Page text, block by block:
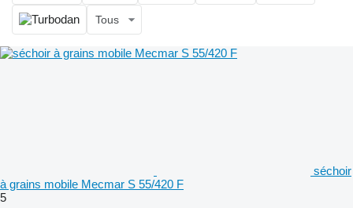
Tous
séchoir
à grains mobile Mecmar S 55/420 F
5